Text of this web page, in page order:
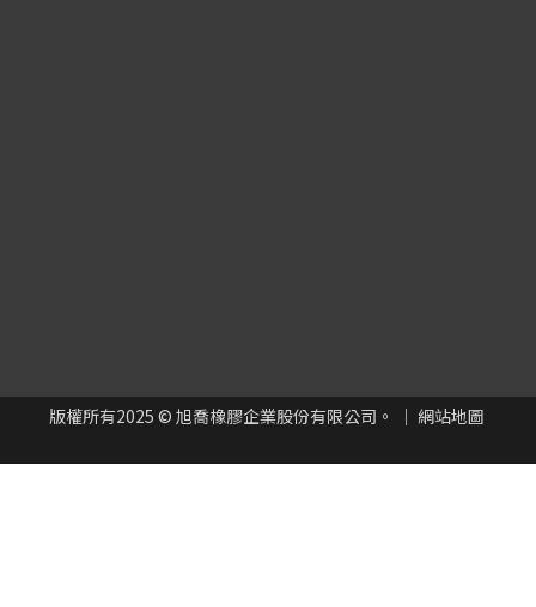
版權所有2025 © 旭喬橡膠企業股份有限公司。 ｜ 網站地圖